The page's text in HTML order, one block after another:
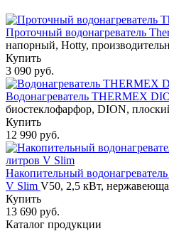
Проточный водонагреватель
напорный, Hotty,
Купить
3 090 руб.
Водонагреватель THERMEX
биостеклофарфор, DION,
Купить
12 990 руб.
Накопительный
V Slim V50, 2,5 кВт,
Купить
13 690 руб.
Каталог продукции